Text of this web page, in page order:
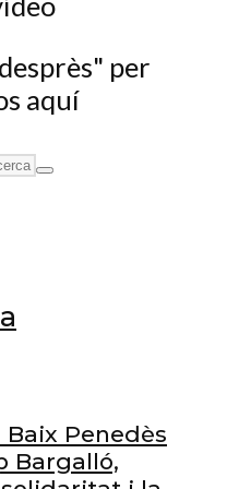
per
aquí
Penedès
Bargalló,